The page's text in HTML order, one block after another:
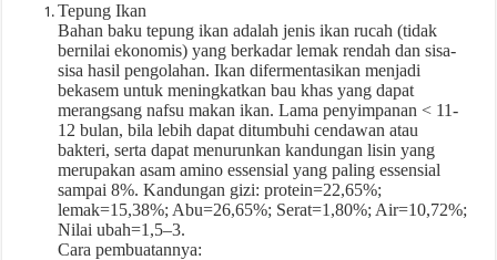
Tepung Ikan
Bahan baku tepung ikan adalah jenis ikan rucah (tidak
bernilai ekonomis) yang berkadar lemak rendah dan sisa-
sisa hasil pengolahan. Ikan difermentasikan menjadi
bekasem untuk meningkatkan bau khas yang dapat
merangsang nafsu makan ikan. Lama penyimpanan < 11-
12 bulan, bila lebih dapat ditumbuhi cendawan atau
bakteri, serta dapat menurunkan kandungan lisin yang
merupakan asam amino essensial yang paling essensial
sampai 8%. Kandungan gizi: protein=22,65%;
lemak=15,38%; Abu=26,65%; Serat=1,80%; Air=10,72%;
Nilai ubah=1,5–3.
Cara pembuatannya: